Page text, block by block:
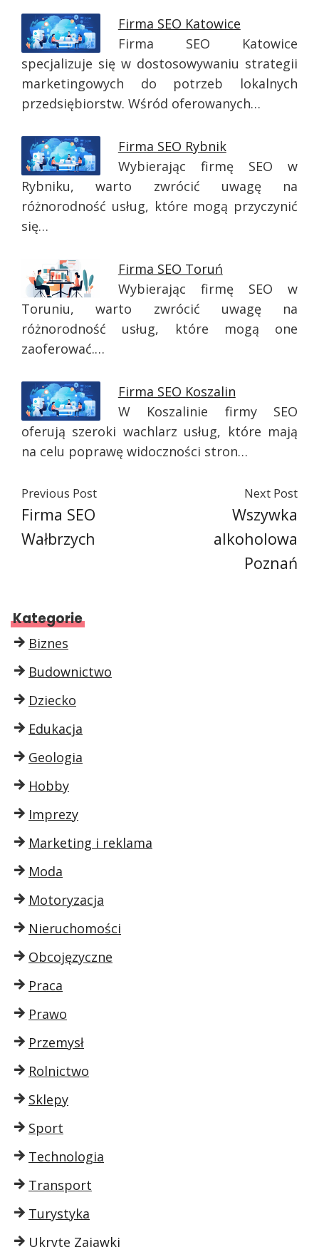
Firma SEO Katowice
Firma SEO Katowice
specjalizuje się w dostosowywaniu strategii
marketingowych do potrzeb lokalnych
przedsiębiorstw. Wśród oferowanych…
Firma SEO Rybnik
Wybierając firmę SEO w
Rybniku, warto zwrócić uwagę na
różnorodność usług, które mogą przyczynić
się…
Firma SEO Toruń
Wybierając firmę SEO w
Toruniu, warto zwrócić uwagę na
różnorodność usług, które mogą one
zaoferować.…
Firma SEO Koszalin
W Koszalinie firmy SEO
oferują szeroki wachlarz usług, które mają
na celu poprawę widoczności stron…
Previous Post
Firma SEO
Wałbrzych
Next Post
Wszywka
alkoholowa
Poznań
Kategorie
Biznes
Budownictwo
Dziecko
Edukacja
Geologia
Hobby
Imprezy
Marketing i reklama
Moda
Motoryzacja
Nieruchomości
Obcojęzyczne
Praca
Prawo
Przemysł
Rolnictwo
Sklepy
Sport
Technologia
Transport
Turystyka
Ukryte Zajawki